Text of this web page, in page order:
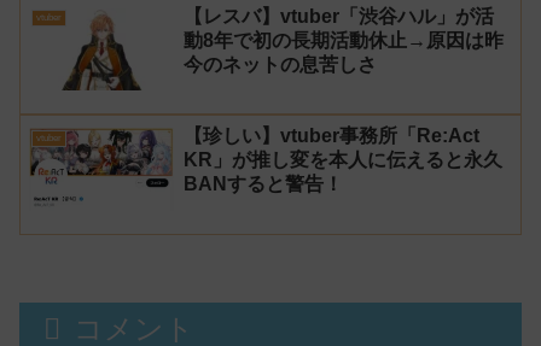
vtuber
【レスバ】vtuber「渋谷ハル」が活
動8年で初の長期活動休止→原因は昨
今のネットの息苦しさ
vtuber
【珍しい】vtuber事務所「Re:Act
KR」が推し変を本人に伝えると永久
BANすると警告！
コメント